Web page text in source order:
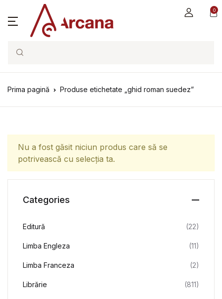
0
Search
Prima pagină Produse etichetate „ghid roman suedez”
Nu a fost găsit niciun produs care să se
potrivească cu selecția ta.
Categories
Editură (22)
Limba Engleza (11)
Limba Franceza (2)
Librărie (811)